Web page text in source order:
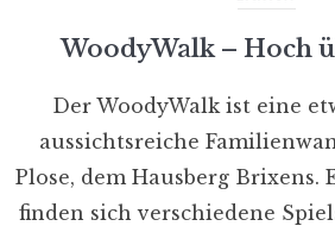
WoodyWalk – Hoch
Der WoodyWalk ist eine
aussichtsreiche
Plose, dem Hausberg Brixens.
finden sich verschiedene